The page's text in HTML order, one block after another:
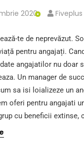
2020 Fiveplus
te de neprevăzut.
pentru angajați.
angajatilor nu doar
Un manager de
sa isi loializeze un
oferi pentru angajati
cu beneficii extinse,